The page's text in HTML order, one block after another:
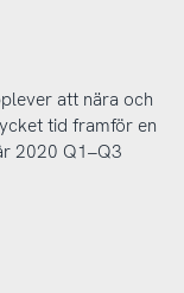
att nära och
tid framför en
2020 Q1–Q3